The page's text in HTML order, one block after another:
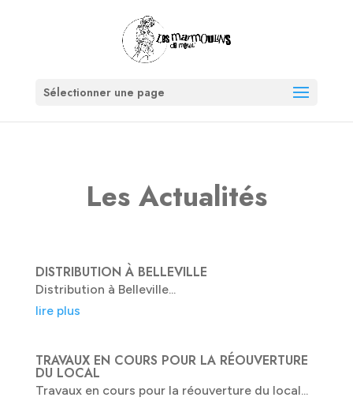
Sélectionner une page
Les Actualités
DISTRIBUTION À BELLEVILLE
Distribution à Belleville...
lire plus
TRAVAUX EN COURS POUR LA RÉOUVERTURE
DU LOCAL
Travaux en cours pour la réouverture du local...